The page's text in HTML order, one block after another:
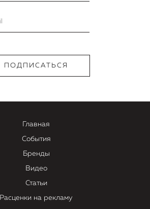
Главная
События
Бренды
Видео
Статьи
Расценки на рекламу